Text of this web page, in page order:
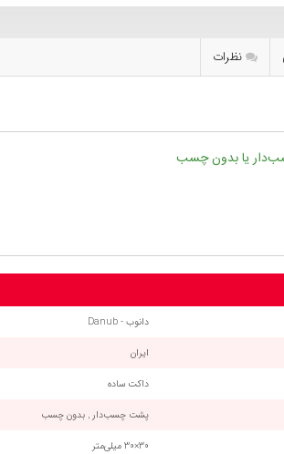
نظرات
یا بدون چسب
دانوب - Danub
ایران
داکت ساده
پشت چسب‌دار , بدون چسب
30×30 میلی‌متر